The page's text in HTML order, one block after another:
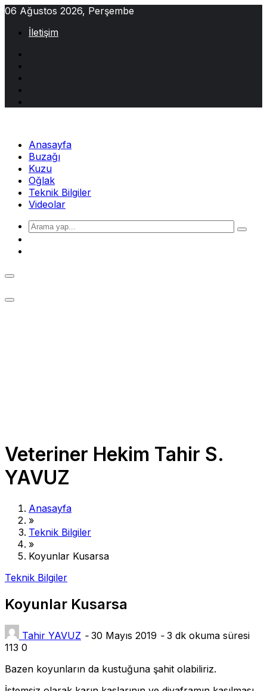
Skip
content
06 Ağustos 2026, Perşembe
İletişim
Anasayfa
Buzağı
Kuzu
Oğlak
Teknik Bilgiler
Videolar
Veteriner Hekim Tahir S.
YAVUZ
Anasayfa
»
Teknik Bilgiler
»
Koyunlar Kusarsa
Teknik Bilgiler
Koyunlar Kusarsa
Tahir YAVUZ - 30 Mayıs 2019 -3 dk okuma süresi
113 0
Bazen koyunların da kustuğuna şahit olabiliriz.